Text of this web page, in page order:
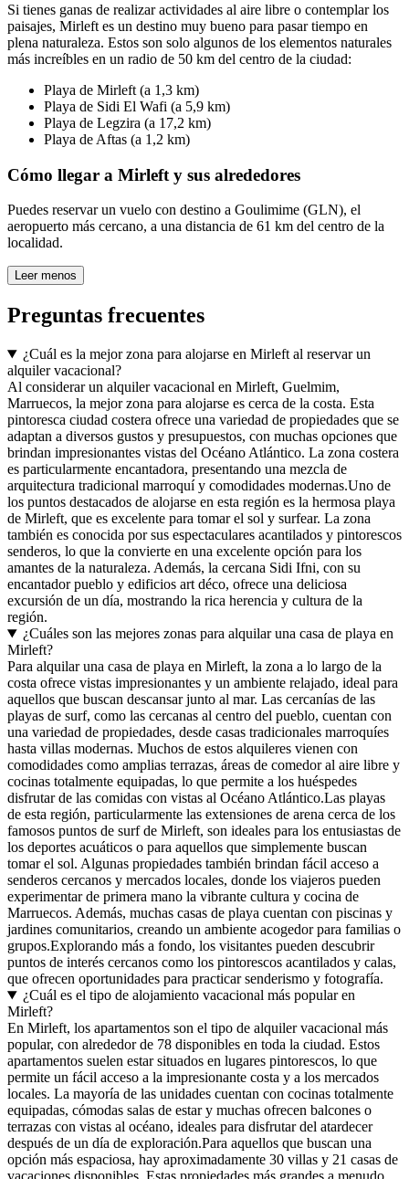
Si tienes ganas de realizar actividades al aire libre o contemplar los
paisajes, Mirleft es un destino muy bueno para pasar tiempo en
plena naturaleza. Estos son solo algunos de los elementos naturales
más increíbles en un radio de 50 km del centro de la ciudad:
Playa de Mirleft (a 1,3 km)
Playa de Sidi El Wafi (a 5,9 km)
Playa de Legzira (a 17,2 km)
Playa de Aftas (a 1,2 km)
Cómo llegar a Mirleft y sus alrededores
Puedes reservar un vuelo con destino a Goulimime (GLN), el
aeropuerto más cercano, a una distancia de 61 km del centro de la
localidad.
Leer menos
Preguntas frecuentes
¿Cuál es la mejor zona para alojarse en Mirleft al reservar un
alquiler vacacional?
Al considerar un alquiler vacacional en Mirleft, Guelmim,
Marruecos, la mejor zona para alojarse es cerca de la costa. Esta
pintoresca ciudad costera ofrece una variedad de propiedades que se
adaptan a diversos gustos y presupuestos, con muchas opciones que
brindan impresionantes vistas del Océano Atlántico. La zona costera
es particularmente encantadora, presentando una mezcla de
arquitectura tradicional marroquí y comodidades modernas.Uno de
los puntos destacados de alojarse en esta región es la hermosa playa
de Mirleft, que es excelente para tomar el sol y surfear. La zona
también es conocida por sus espectaculares acantilados y pintorescos
senderos, lo que la convierte en una excelente opción para los
amantes de la naturaleza. Además, la cercana Sidi Ifni, con su
encantador pueblo y edificios art déco, ofrece una deliciosa
excursión de un día, mostrando la rica herencia y cultura de la
región.
¿Cuáles son las mejores zonas para alquilar una casa de playa en
Mirleft?
Para alquilar una casa de playa en Mirleft, la zona a lo largo de la
costa ofrece vistas impresionantes y un ambiente relajado, ideal para
aquellos que buscan descansar junto al mar. Las cercanías de las
playas de surf, como las cercanas al centro del pueblo, cuentan con
una variedad de propiedades, desde casas tradicionales marroquíes
hasta villas modernas. Muchos de estos alquileres vienen con
comodidades como amplias terrazas, áreas de comedor al aire libre y
cocinas totalmente equipadas, lo que permite a los huéspedes
disfrutar de las comidas con vistas al Océano Atlántico.Las playas
de esta región, particularmente las extensiones de arena cerca de los
famosos puntos de surf de Mirleft, son ideales para los entusiastas de
los deportes acuáticos o para aquellos que simplemente buscan
tomar el sol. Algunas propiedades también brindan fácil acceso a
senderos cercanos y mercados locales, donde los viajeros pueden
experimentar de primera mano la vibrante cultura y cocina de
Marruecos. Además, muchas casas de playa cuentan con piscinas y
jardines comunitarios, creando un ambiente acogedor para familias o
grupos.Explorando más a fondo, los visitantes pueden descubrir
puntos de interés cercanos como los pintorescos acantilados y calas,
que ofrecen oportunidades para practicar senderismo y fotografía.
¿Cuál es el tipo de alojamiento vacacional más popular en
Mirleft?
En Mirleft, los apartamentos son el tipo de alquiler vacacional más
popular, con alrededor de 78 disponibles en toda la ciudad. Estos
apartamentos suelen estar situados en lugares pintorescos, lo que
permite un fácil acceso a la impresionante costa y a los mercados
locales. La mayoría de las unidades cuentan con cocinas totalmente
equipadas, cómodas salas de estar y muchas ofrecen balcones o
terrazas con vistas al océano, ideales para disfrutar del atardecer
después de un día de exploración.Para aquellos que buscan una
opción más espaciosa, hay aproximadamente 30 villas y 21 casas de